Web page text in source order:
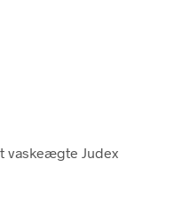
vaskeægte Judex